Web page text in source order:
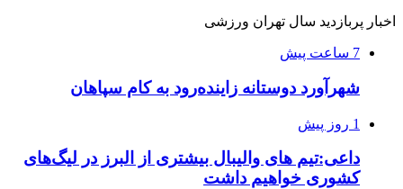
اخبار پربازدید سال تهران ورزشی
7 ساعت پیش
شهرآورد دوستانه زاینده‌رود به کام سپاهان
1 روز پیش
داعی:تیم های والیبال بیشتری از البرز در لیگ‌های
کشوری خواهیم داشت